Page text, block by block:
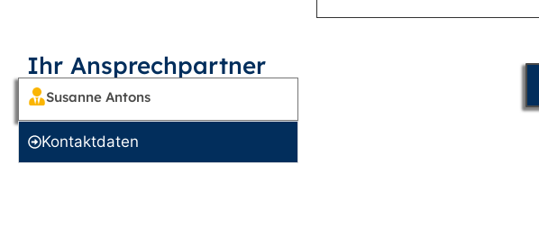
Ihr Ansprechpartner
Susanne Antons
Kontakt­daten